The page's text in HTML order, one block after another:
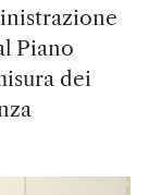
Piano
dei